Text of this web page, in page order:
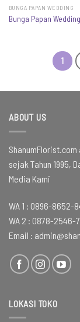
BUNGA PAPAN WEDDING
Bunga Papan Wedding
1
ABOUT US
sejak Tahun 1995,
Media Kami
WA 1 : 0896-8652-
WA 2 : 0878-2546-
Email :
LOKASI TOKO